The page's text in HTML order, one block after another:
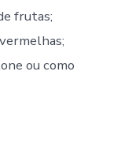
frutas;
ou como